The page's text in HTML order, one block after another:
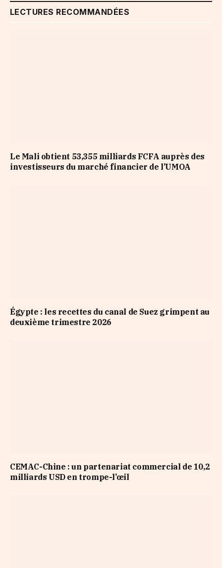
LECTURES RECOMMANDÉES
Le Mali obtient 53,355 milliards FCFA auprès des
investisseurs du marché financier de l’UMOA
Égypte : les recettes du canal de Suez grimpent au
deuxième trimestre 2026
CEMAC-Chine : un partenariat commercial de 10,2
milliards USD en trompe-l’œil